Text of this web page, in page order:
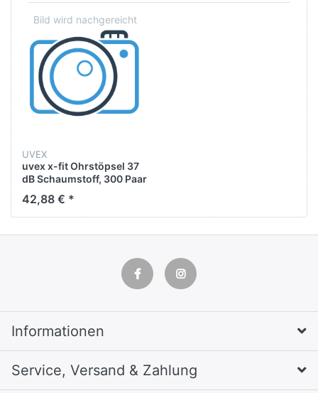
UVEX
uvex x-fit Ohrstöpsel 37
dB Schaumstoff, 300 Paar
42,88 € *
Informationen
Service, Versand & Zahlung